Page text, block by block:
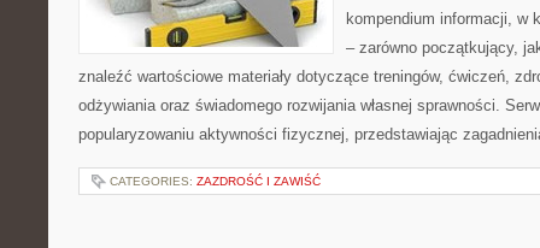
kompendium informacji, w
– zarówno początkujący,
znaleźć wartościowe materiały dotyczące treningów, ćwiczeń,
odżywiania oraz świadomego rozwijania własnej sprawności.
popularyzowaniu aktywności fizycznej, przedstawiając
CATEGORIES: ZAZDROŚĆ I ZAWIŚĆ